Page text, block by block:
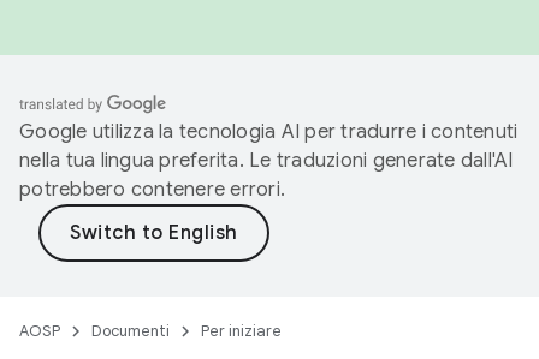
Google utilizza la tecnologia AI per tradurre i contenuti
nella tua lingua preferita. Le traduzioni generate dall'AI
potrebbero contenere errori.
AOSP Documenti Per iniziare